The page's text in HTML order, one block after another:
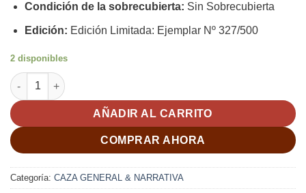
Condición de la sobrecubierta: Sin Sobrecubierta
Edición: Edición Limitada: Ejemplar Nº 327/500
2 disponibles
¡BUENA CAZA!; López Agudo, Julián cantidad
AÑADIR AL CARRITO
COMPRAR AHORA
Categoría: CAZA GENERAL & NARRATIVA